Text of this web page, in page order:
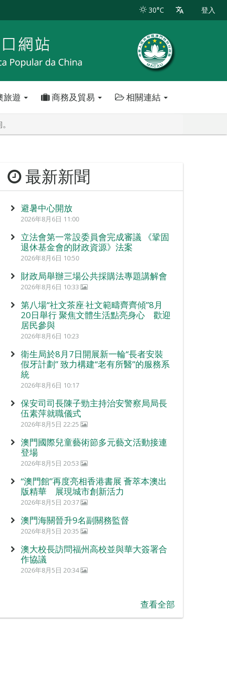
30°C 登入
遊 商務及貿易 相關連結
最新新聞
避暑中心開放
2026年8月6日 11:00
立法會第一常設委員會完成審議 《鞏固
退休基金會的財政資源》法案
2026年8月6日 10:50
財政局舉辦三場公共採購法專題講解會
2026年8月6日 10:33
第八場“社文茶座‧社文範疇齊齊傾”8月
20日舉行 聚焦文體生活點亮身心 歡迎
居民參與
2026年8月6日 10:23
衛生局於8月7日開展新一輪“長者安裝
假牙計劃” 致力構建“老有所醫”的服務系
統
2026年8月6日 10:17
保安司司長陳子勁主持治安警察局局長
伍素萍就職儀式
2026年8月5日 22:25
澳門國際兒童藝術節多元藝文活動接連
登場
2026年8月5日 20:53
“澳門館”再度亮相香港書展 薈萃本澳出
版精華 展現城市創新活力
2026年8月5日 20:37
澳門海關晉升9名副關務監督
2026年8月5日 20:35
澳大校長訪問福州高校並與華大簽署合
作協議
2026年8月5日 20:34
查看全部